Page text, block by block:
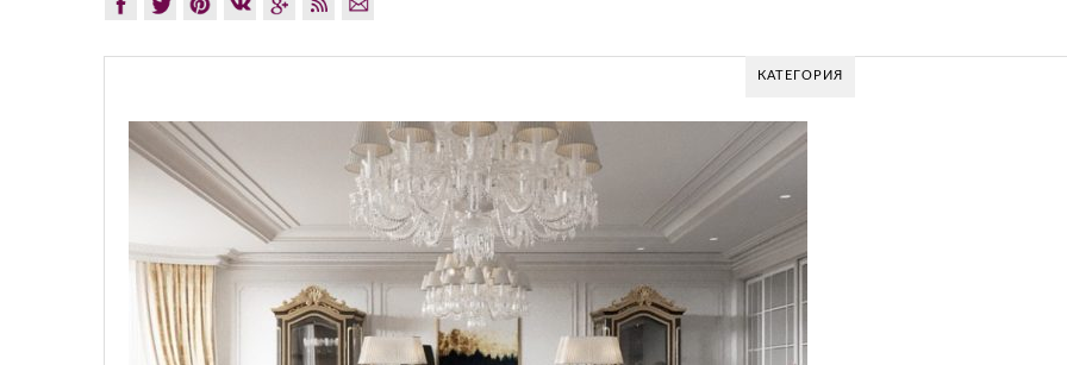
КАТЕГОРИЯ
GLAZOV DESIGN GROUP – УНИКАЛЬНЫЙ
Glazov Design Group- это одна из лучших студий дизайна